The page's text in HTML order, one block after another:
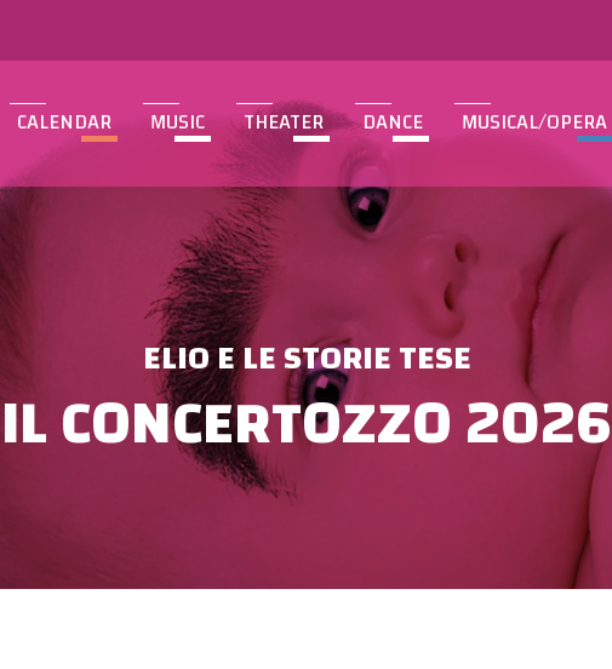
CALENDAR MUSIC THEATER DANCE MUSICAL/OPERA
ELIO E LE STORIE TESE
IL CONCERTOZZO 2026